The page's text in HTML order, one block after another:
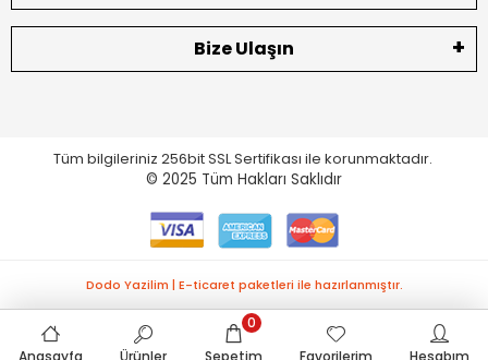
Bize Ulaşın
Tüm bilgileriniz 256bit SSL Sertifikası ile korunmaktadır.
© 2025 Tüm Hakları Saklıdır
Anasayfa Ürünler Sepetim
0
Favorilerim
Hesabım
Dodo Yazilim | E-ticaret paketleri ile hazırlanmıştır.